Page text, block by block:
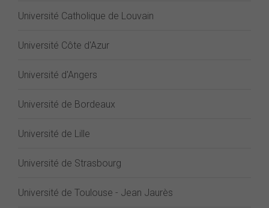
Université Catholique de Louvain
Université Côte d'Azur
Université d'Angers
Université de Bordeaux
Université de Lille
Université de Strasbourg
Université de Toulouse - Jean Jaurès